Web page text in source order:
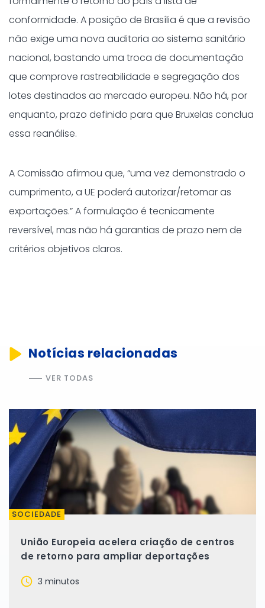
conformidade. A posição de Brasília é que a revisão
não exige uma nova auditoria ao sistema sanitário
nacional, bastando uma troca de documentação
que comprove rastreabilidade e segregação dos
lotes destinados ao mercado europeu. Não há, por
enquanto, prazo definido para que Bruxelas conclua
essa reanálise.
A Comissão afirmou que, “uma vez demonstrado o
cumprimento, a UE poderá autorizar/retomar as
exportações.” A formulação é tecnicamente
reversível, mas não há garantias de prazo nem de
critérios objetivos claros.
Notícias relacionadas
VER TODAS
SOCIEDADE
União Europeia acelera criação de centros
de retorno para ampliar deportações
3 minutos